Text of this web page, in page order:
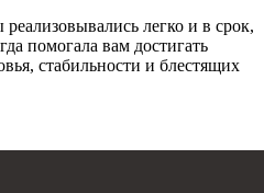
легко и в срок,
помогала вам достигать
стабильности и блестящих